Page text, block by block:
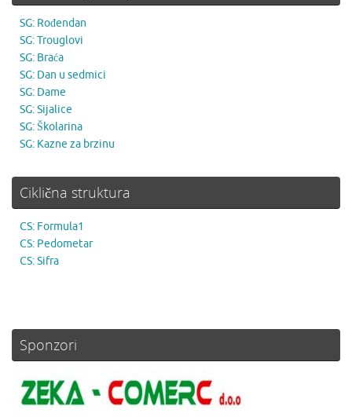
SG: Rođendan
SG: Trouglovi
SG: Braća
SG: Dan u sedmici
SG: Dame
SG: Sijalice
SG: Školarina
SG: Kazne za brzinu
Ciklična struktura
CS: Formula1
CS: Pedometar
CS: Sifra
Sponzori